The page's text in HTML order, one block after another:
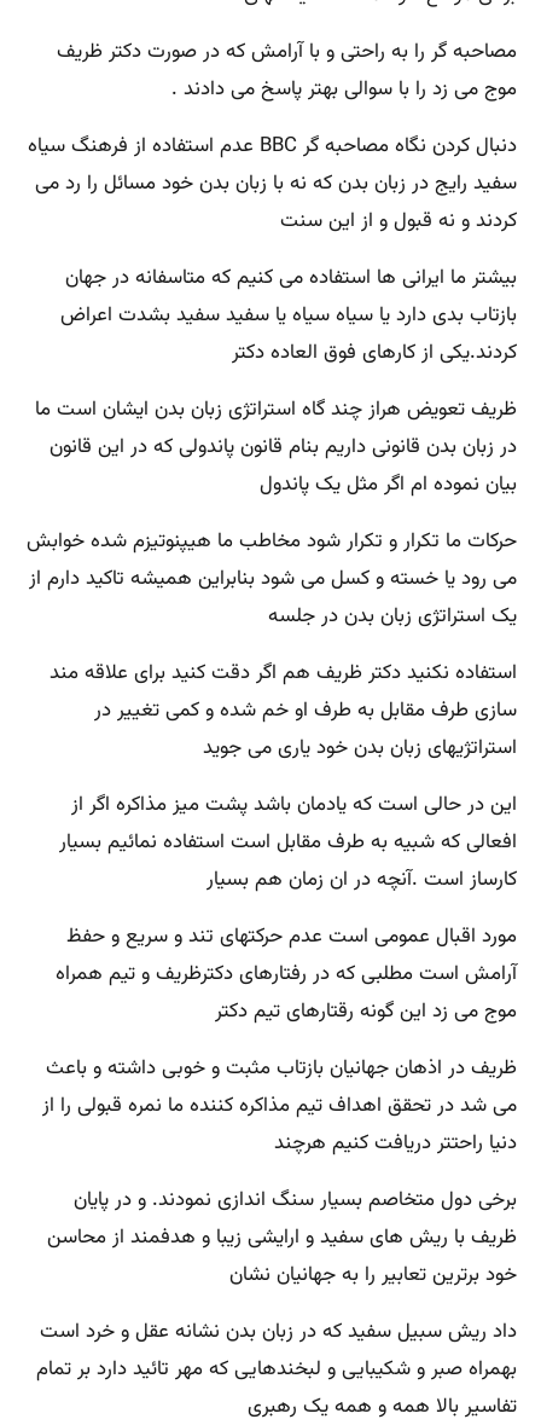
مصاحبه گر را به راحتی و با آرامش که در صورت دکتر ظریف
موج می زد را با سوالی بهتر پاسخ می دادند .
دنبال کردن نگاه مصاحبه گر BBC عدم استفاده از فرهنگ سیاه
سفید رایج در زبان بدن که نه با زبان بدن خود مسائل را رد می
کردند و نه قبول و از این سنت
بیشتر ما ایرانی ها استفاده می کنیم که متاسفانه در جهان
بازتاب بدی دارد یا سیاه سیاه یا سفید سفید بشدت اعراض
کردند.یکی از کارهای فوق العاده دکتر
ظریف تعویض هراز چند گاه استراتژی زبان بدن ایشان است ما
در زبان بدن قانونی داریم بنام قانون پاندولی که در این قانون
بیان نموده ام اگر مثل یک پاندول
حرکات ما تکرار و تکرار شود مخاطب ما هیپنوتیزم شده خوابش
می رود یا خسته و کسل می شود بنابراین همیشه تاکید دارم از
یک استراتژی زبان بدن در جلسه
استفاده نکنید دکتر ظریف هم اگر دقت کنید برای علاقه مند
سازی طرف مقابل به طرف او خم شده و کمی تغییر در
استراتژیهای زبان بدن خود یاری می جوید
این در حالی است که یادمان باشد پشت میز مذاکره اگر از
افعالی که شبیه به طرف مقابل است استفاده نمائیم بسیار
کارساز است .آنچه در ان زمان هم بسیار
مورد اقبال عمومی است عدم حرکتهای تند و سریع و حفظ
آرامش است مطلبی که در رفتارهای دکترظریف و تیم همراه
موج می زد این گونه رقتارهای تیم دکتر
ظریف در اذهان جهانیان بازتاب مثبت و خوبی داشته و باعث
می شد در تحقق اهداف تیم مذاکره کننده ما نمره قبولی را از
دنیا راحتتر دریافت کنیم هرچند
برخی دول متخاصم بسیار سنگ اندازی نمودند. و در پایان
ظریف با ریش های سفید و ارایشی زیبا و هدفمند از محاسن
خود برترین تعابیر را به جهانیان نشان
داد ریش سبیل سفید که در زبان بدن نشانه عقل و خرد است
بهمراه صبر و شکیبایی و لبخندهایی که مهر تائید دارد بر تمام
تفاسیر بالا همه و همه یک رهبری